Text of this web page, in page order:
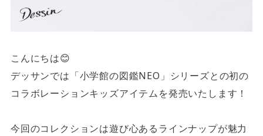
営業時間 10:00 ~ 23:00
施設案内を見る
こんにちは😊
デッサンでは「小学館の図鑑NEO」シリーズとの初の
コラボレーションキッズアイテムを発売いたします！
今回のコレクションは遊び心あるラインナップが魅力